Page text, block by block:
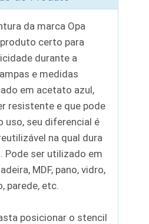
da marca Opa
certo para
durante a
e medidas
em acetato azul,
resistente e que pode
uso, seu diferencial é
na qual dura
Pode ser utilizado em
MDF, pano, vidro,
parede, etc.
posicionar o stencil